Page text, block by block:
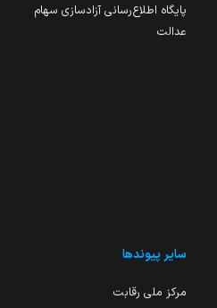
پایگاه اطلاع‌رسانی آزادسازی سهام
عدالت
سایر پیوندها
مرکز ملی رقابت